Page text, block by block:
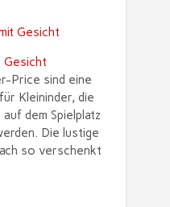
Gesicht
Price sind eine
Kleininder, die
dem Spielplatz
Die lustige
so verschenkt